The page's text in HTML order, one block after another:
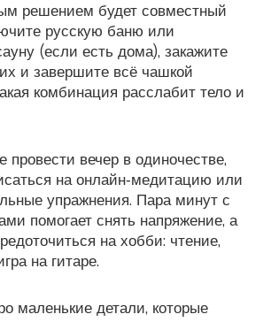
решением будет совместный
русскую баню или
(если есть дома), закажите
и завершите всё чашкой
комбинация расслабит тело и
провести вечер в одиночестве,
на онлайн‑медитацию или
упражнения. Пара минут с
помогает снять напряжение, а
на хобби: чтение,
на гитаре.
маленькие детали, которые